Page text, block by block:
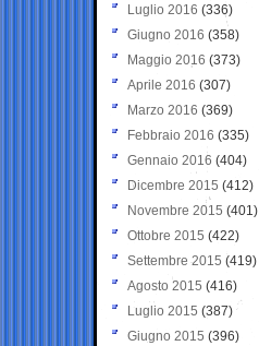
Luglio 2016 (336)
Giugno 2016 (358)
Maggio 2016 (373)
Aprile 2016 (307)
Marzo 2016 (369)
Febbraio 2016 (335)
Gennaio 2016 (404)
Dicembre 2015 (412)
Novembre 2015 (401)
Ottobre 2015 (422)
Settembre 2015 (419)
Agosto 2015 (416)
Luglio 2015 (387)
Giugno 2015 (396)